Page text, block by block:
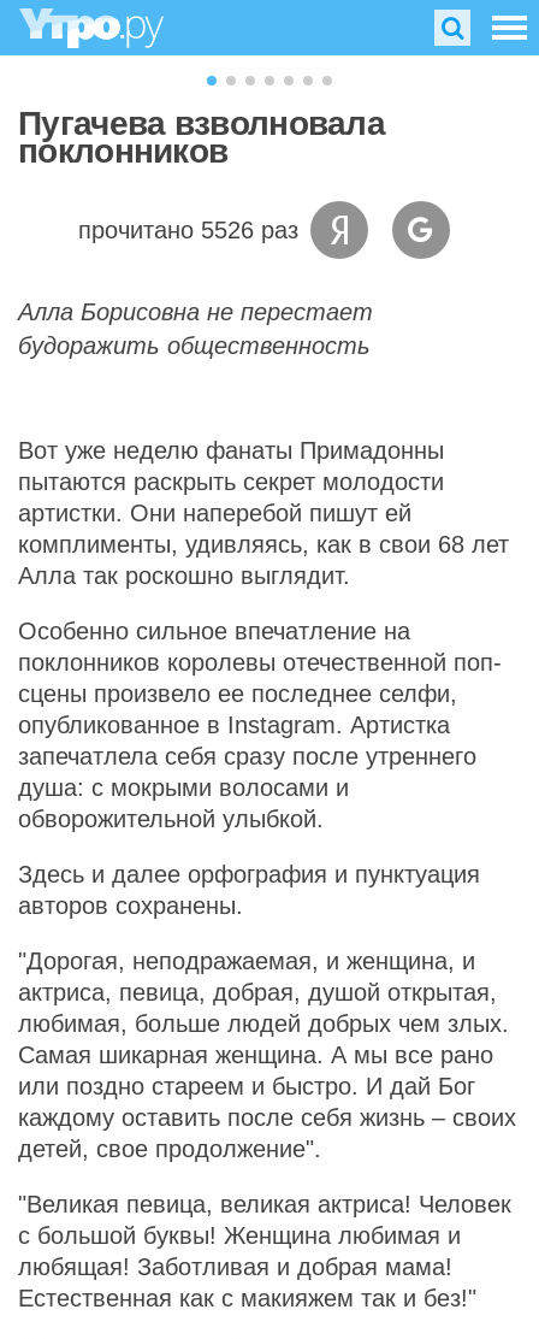
Пугачева взволновала
поклонников
прочитано 5526 раз
Алла Борисовна не перестает
будоражить общественность
Вот уже неделю фанаты Примадонны
пытаются раскрыть секрет молодости
артистки. Они наперебой пишут ей
комплименты, удивляясь, как в свои 68 лет
Алла так роскошно выглядит.
Особенно сильное впечатление на
поклонников королевы отечественной поп-
сцены произвело ее последнее селфи,
опубликованное в Instagram. Артистка
запечатлела себя сразу после утреннего
душа: с мокрыми волосами и
обворожительной улыбкой.
Здесь и далее орфография и пунктуация
авторов сохранены.
"Дорогая, неподражаемая, и женщина, и
актриса, певица, добрая, душой открытая,
любимая, больше людей добрых чем злых.
Самая шикарная женщина. А мы все рано
или поздно стареем и быстро. И дай Бог
каждому оставить после себя жизнь – своих
детей, свое продолжение".
"Великая певица, великая актриса! Человек
с большой буквы! Женщина любимая и
любящая! Заботливая и добрая мама!
Естественная как с макияжем так и без!"